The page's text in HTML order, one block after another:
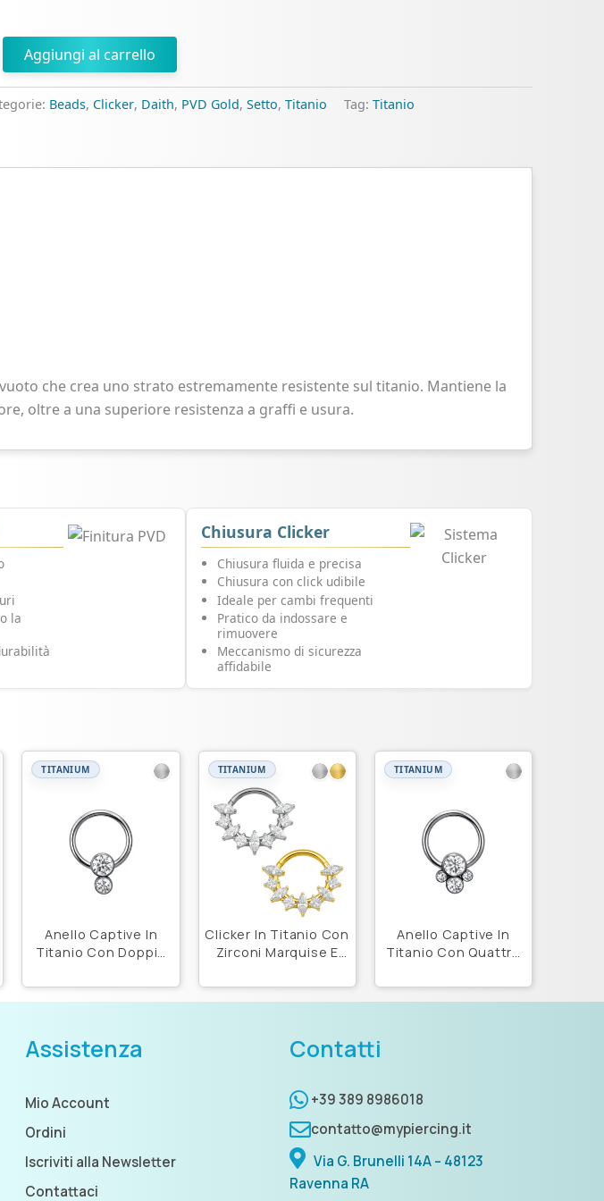
Aggiungi al carrello
Beads, Clicker, Daith, PVD Gold,Setto,Titanio Tag:Titanio
che crea uno strato estremamente resistente sul titanio. Mantiene la
oltre a una superiore resistenza a graffi e usura.
la
Chiusura Clicker
Chiusura fluida e precisa
Chiusura con click udibile
Ideale per cambi frequenti
Pratico da indossare e
rimuovere
Meccanismo di sicurezza
affidabile
TITANIUM
Anello Captive In
Titanio Con Doppio
TITANIUM
Clicker In Titanio Con
Zirconi Marquise E
TITANIUM
Anello Captive In
Titanio Con Quattro
Assistenza
Mio Account
Ordini
Iscriviti alla Newsletter
Contattaci
Contatti
+39 389 8986018
contatto@mypiercing.it
Via G. Brunelli 14A – 48123
Ravenna RA